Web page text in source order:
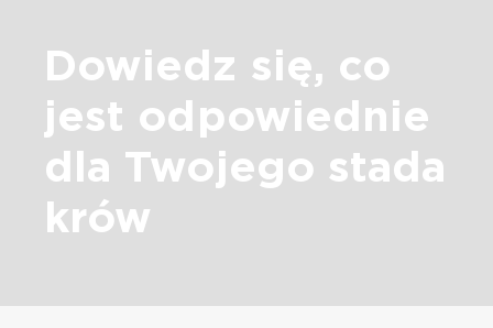
Dowiedz się, co
jest odpowiednie
dla Twojego stada
krów